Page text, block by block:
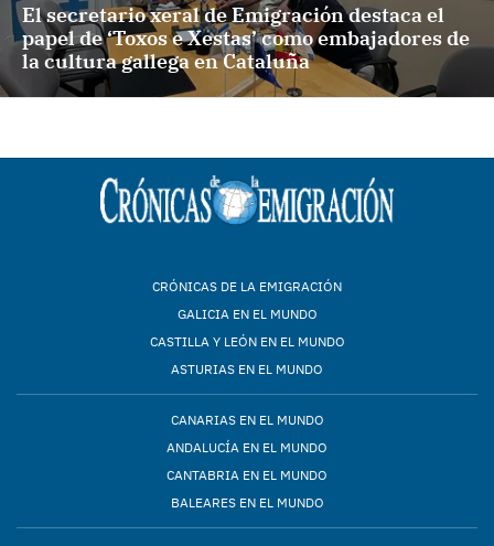
El secretario xeral de Emigración destaca el
papel de ‘Toxos e Xestas’ como embajadores de
la cultura gallega en Cataluña
CRÓNICAS DE LA EMIGRACIÓN
GALICIA EN EL MUNDO
CASTILLA Y LEÓN EN EL MUNDO
ASTURIAS EN EL MUNDO
CANARIAS EN EL MUNDO
ANDALUCÍA EN EL MUNDO
CANTABRIA EN EL MUNDO
BALEARES EN EL MUNDO